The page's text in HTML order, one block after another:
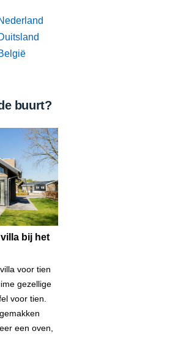
buurt?
bij het
voor tien
gezellige
voor tien.
een oven,